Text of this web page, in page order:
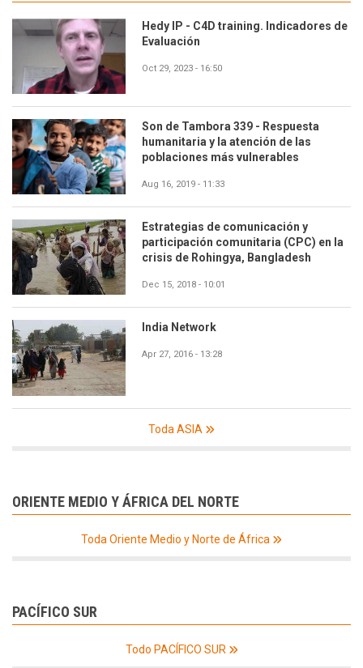
Hedy IP - C4D training. Indicadores de
Evaluación
Oct 29, 2023 - 16:50
Son de Tambora 339 - Respuesta
humanitaria y la atención de las
poblaciones más vulnerables
Aug 16, 2019 - 11:33
Estrategias de comunicación y
participación comunitaria (CPC) en la
crisis de Rohingya, Bangladesh
Dec 15, 2018 - 10:01
India Network
Apr 27, 2016 - 13:28
Toda ASIA
ORIENTE MEDIO Y ÁFRICA DEL NORTE
Toda Oriente Medio y Norte de África
PACÍFICO SUR
Todo PACÍFICO SUR